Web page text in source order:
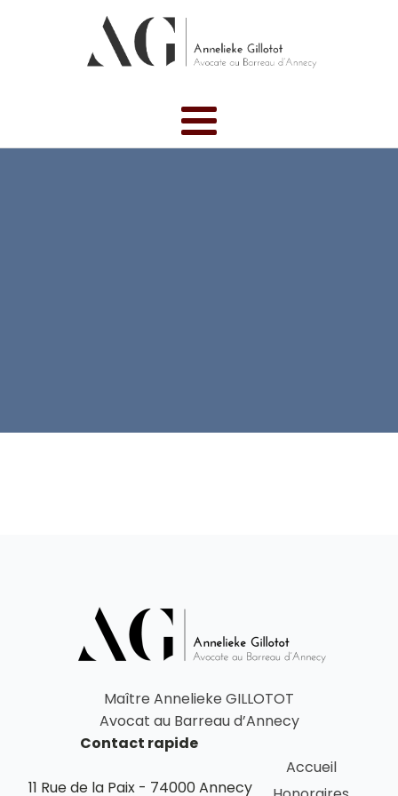
Maître Annelieke GILLOTOT
Avocat au Barreau d’Annecy
Contact rapide
11 Rue de la Paix - 74000 Annecy
Accueil